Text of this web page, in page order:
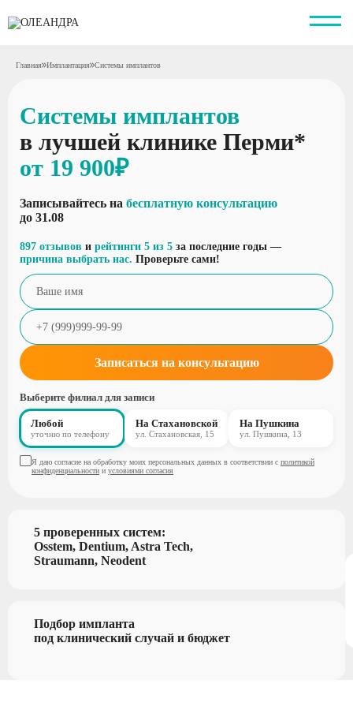
Главная Имплантация Системы имплантов
Системы имплантов
в лучшей клинике Перми*
от 19 900₽
Записывайтесь на бесплатную консультацию
до 31.08
897 отзывов и рейтинги 5 из 5 за последние годы —
причина выбрать нас. Проверьте сами!
Записаться на консультацию
Выберите филиал для записи
Любой
уточню по телефону
На Стахановской
ул. Стахановская, 15
На Пушкина
ул. Пушкина, 13
Я даю согласие на обработку моих персональных данных в соответствии с политикой
конфиденциальности и условиями согласия
5 проверенных систем:
Osstem, Dentium, Astra Tech,
Straumann, Neodent
Подбор импланта
под клинический случай и бюджет